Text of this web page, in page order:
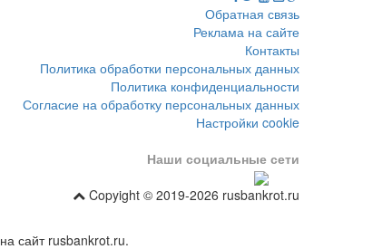
Обратная связь
Реклама на сайте
Контакты
Политика обработки персональных данных
Политика конфиденциальности
Согласие на обработку персональных данных
Настройки cookie
Наши социальные сети
Copyight © 2019-2026 rusbankrot.ru
сайт rusbankrot.ru.